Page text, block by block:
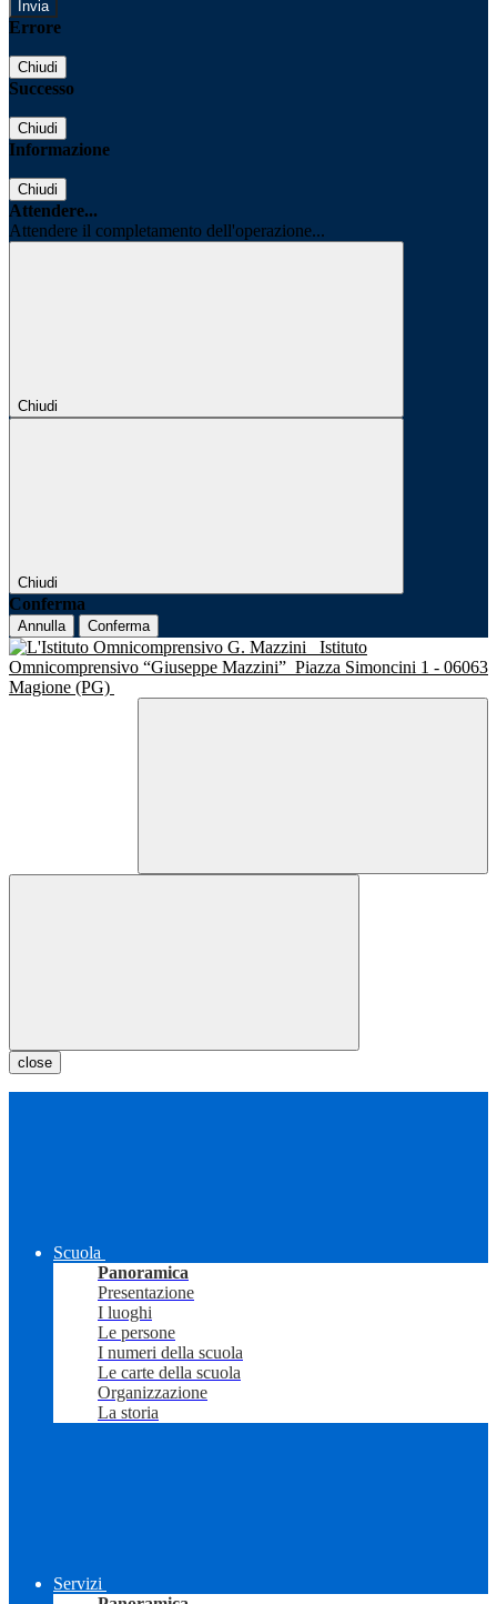
Errore
Chiudi
Successo
Chiudi
Informazione
Chiudi
Attendere...
Attendere il completamento dell'operazione...
Chiudi
Chiudi
Conferma
Annulla Conferma
Istituto
Omnicomprensivo “Giuseppe Mazzini” Piazza Simoncini 1 - 06063
Magione (PG)
close
Scuola
Panoramica
Presentazione
I luoghi
Le persone
I numeri della scuola
Le carte della scuola
Organizzazione
La storia
Servizi